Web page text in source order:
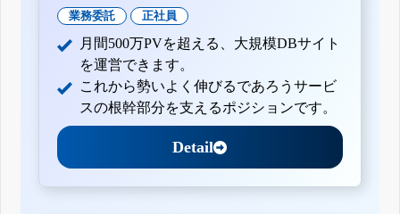
業務委託 正社員
月間500万PVを超える、大規模DBサイト
を運営できます。
これから勢いよく伸びるであろうサービ
スの根幹部分を支えるポジションです。
Detail